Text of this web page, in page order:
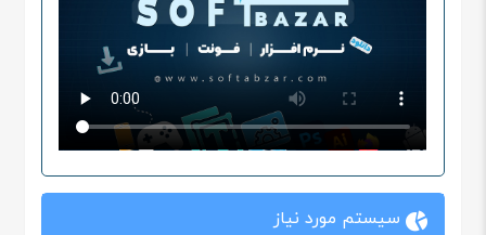
سیستم مورد نیاز